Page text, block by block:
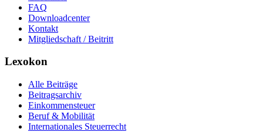
FAQ
Downloadcenter
Kontakt
Mitgliedschaft / Beitritt
Lexokon
Alle Beiträge
Beitragsarchiv
Einkommensteuer
Beruf & Mobilität
Internationales Steuerrecht